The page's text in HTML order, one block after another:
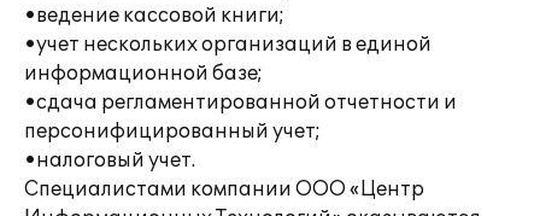
•ведение кассовой книги;
•учет нескольких организаций в единой
информационной базе;
•сдача регламентированной отчетности и
персонифицированный учет;
•налоговый учет.
Специалистами компании ООО «Центр